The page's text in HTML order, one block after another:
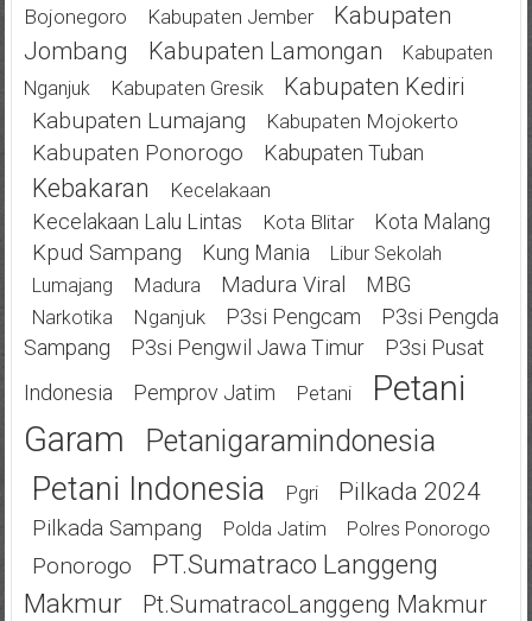
Bojonegoro
Kabupaten Jember
Kabupaten
Jombang
Kabupaten Lamongan
Kabupaten
Nganjuk
Kabupaten Gresik Kabupaten Kediri
Kabupaten Lumajang Kabupaten Mojokerto
Kabupaten Ponorogo Kabupaten Tuban
Kebakaran Kecelakaan
Kecelakaan Lalu Lintas Kota Blitar Kota Malang
Kpud Sampang Kung Mania
Libur Sekolah
Lumajang
Madura Madura Viral MBG
Narkotika Nganjuk P3si Pengcam
P3si Pengda
Sampang
P3si Pengwil Jawa Timur
P3si Pusat
Indonesia
Pemprov Jatim Petani
Petani
Garam
Petanigaramindonesia
Petani Indonesia Pgri Pilkada 2024
Pilkada Sampang Polda Jatim Polres Ponorogo
Ponorogo
PT.Sumatraco Langgeng
Makmur
Pt.SumatracoLanggeng Makmur